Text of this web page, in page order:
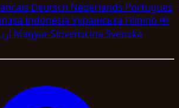
Deutsch Nederlands Portugues
Indonesia Укpaїнcькa Filipino 中
MagyarSlovenscina Svenska